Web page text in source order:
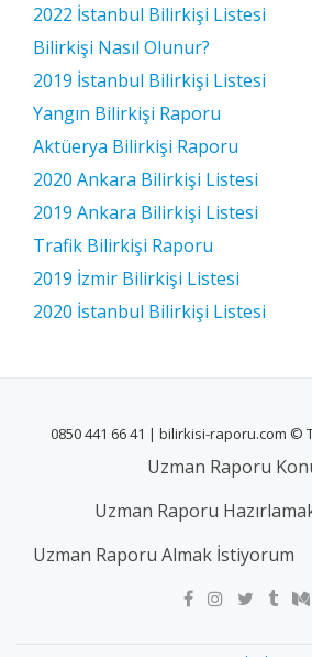
2022 İstanbul Bilirkişi Listesi
Bilirkişi Nasıl Olunur?
2019 İstanbul Bilirkişi Listesi
Yangın Bilirkişi Raporu
Aktüerya Bilirkişi Raporu
2020 Ankara Bilirkişi Listesi
2019 Ankara Bilirkişi Listesi
Trafik Bilirkişi Raporu
2019 İzmir Bilirkişi Listesi
2020 İstanbul Bilirkişi Listesi
0850 441 66 41 | bilirkisi-raporu.com ©
Uzman Raporu
Uzman Raporu
Uzman Raporu Almak İstiyorum